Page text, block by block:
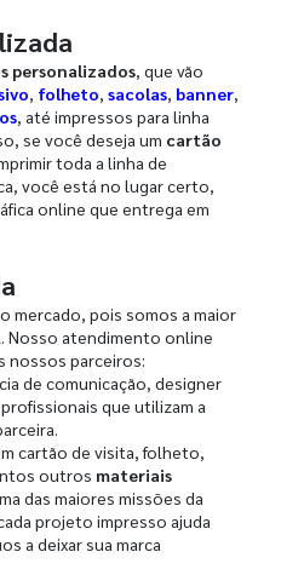
personalizados, que vão
, folheto, sacolas, banner,
, até impressos para linha
se você deseja um cartão
toda a linha de
você está no lugar certo,
online que entrega em
mercado, pois somos a maior
Nosso atendimento online
nossos parceiros:
de comunicação, designer
que utilizam a
cartão de visita, folheto,
outros materiais
das maiores missões da
projeto impresso ajuda
a deixar sua marca